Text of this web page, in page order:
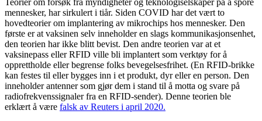
Teorier om forsøk fra myndigheter og teknologiselskaper på å spore
mennesker, har sirkulert i tiår. Siden COVID har det vært to
hovedteorier om implantering av mikrochips hos mennesker. Den
første er at vaksinen selv inneholder en slags kommunikasjonsenhet,
den teorien har ikke blitt bevist. Den andre teorien var at et
vaksinepass eller RFID ville bli implantert som verktøy for å
opprettholde eller begrense folks bevegelsesfrihet. (En RFID-brikke
kan festes til eller bygges inn i et produkt, dyr eller en person. Den
inneholder antenner som gjør dem i stand til å motta og svare på
radiofrekvenssignaler fra en RFID-sender). Denne teorien ble
erklært å være falsk av Reuters i april 2020.